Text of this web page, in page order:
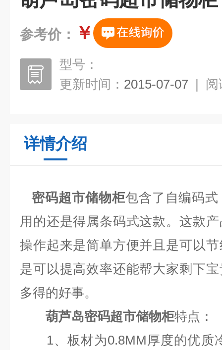
参考价： ￥
型号：
更新时间： 2015-07-07 | 阅
详情介绍
密码超市储物柜包含了自编码
用的还是得属条码式这款。这款
操作起来是简单方便并且是可以
是可以提高效率还能帮大家剩下
多得的好事。
葫芦岛密码超市储物柜特点：
1、板材为0.8MM厚度的优质